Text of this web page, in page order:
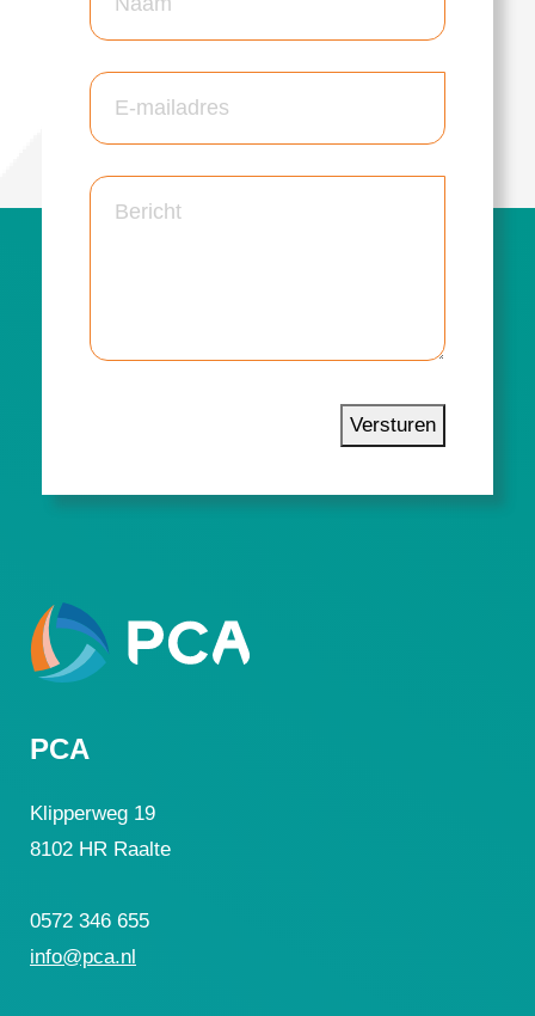
Versturen
PCA
Klipperweg 19
8102 HR Raalte
0572 346 655
info@pca.nl